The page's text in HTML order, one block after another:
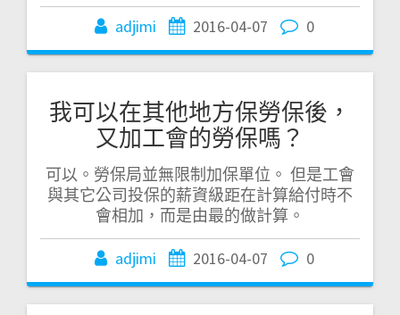
adjimi 2016-04-07 0
我可以在其他地方保勞保後，
又加工會的勞保嗎？
可以。勞保局並無限制加保單位。 但是工會
與其它公司投保的薪資級距在計算給付時不
會相加，而是由最的做計算。
adjimi 2016-04-07 0